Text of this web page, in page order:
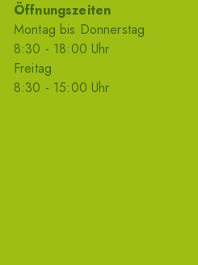
Öffnungszeiten
Montag bis Donnerstag
8:30 - 18:00 Uhr
Freitag
8:30 - 15:00 Uhr